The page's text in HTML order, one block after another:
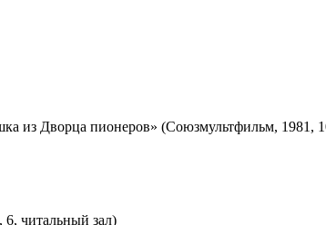
из Дворца пионеров» (Союзмультфильм, 1981,
читальный зал)